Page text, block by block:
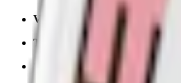
Varumärke:
Tillverkare: Luna Corporate
vitt snus